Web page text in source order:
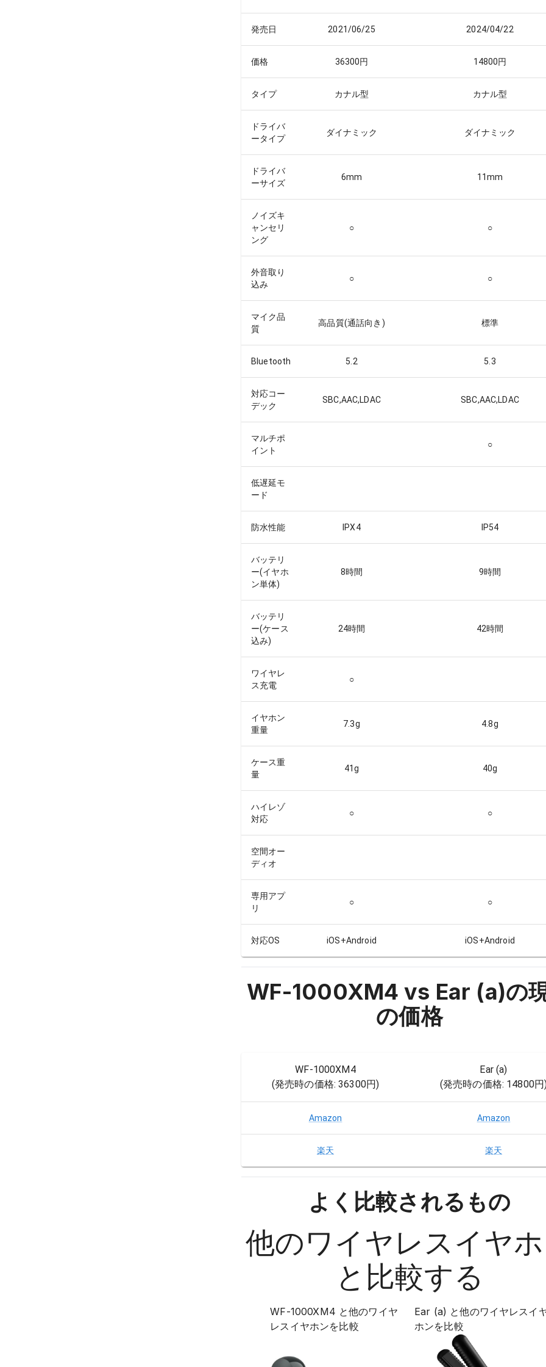
発売日 2021/06/25 2024/04/22
価格 36300円 14800円
タイプ カナル型 カナル型
ドライバ
ータイプ
ダイナミック ダイナミック
ドライバ
ーサイズ
6mm 11mm
ノイズキ
ャンセリ
ング
○ ○
外音取り
込み
○ ○
マイク品
質
高品質(通話向き) 標準
Bluetooth 5.2 5.3
対応コー
デック
SBC,AAC,LDAC SBC,AAC,LDAC
マルチポ
イント
○
低遅延モ
ード
防水性能 IPX4 IP54
バッテリ
ー(イヤホ
ン単体)
8時間 9時間
バッテリ
ー(ケース
込み)
24時間 42時間
ワイヤレ
ス充電
○
イヤホン
重量
7.3g 4.8g
ケース重
量
41g 40g
ハイレゾ
対応
○ ○
空間オー
ディオ
専用アプ
リ
○ ○
対応OS iOS+Android iOS+Android
WF-1000XM4 vs Ear (a)の
の価格
WF-1000XM4
(発売時の価格:36300円)
Ear (a)
(発売時の価格: 14800円
Amazon Amazon
楽天 楽天
よく比較されるもの
他のワイヤレスイヤ
と比較する
WF-1000XM4 と他のワイヤ
レスイヤホンを比較
Ear (a) と他のワイヤレスイ
ホンを比較